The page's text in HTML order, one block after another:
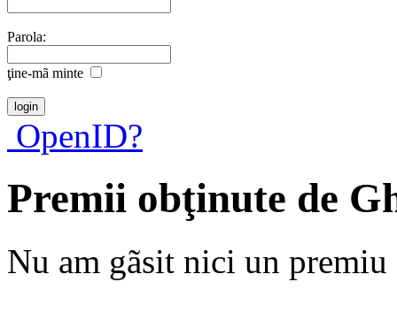
Parola:
ţine-mã minte
OpenID?
Premii obţinute de
Nu am gãsit nici un premiu